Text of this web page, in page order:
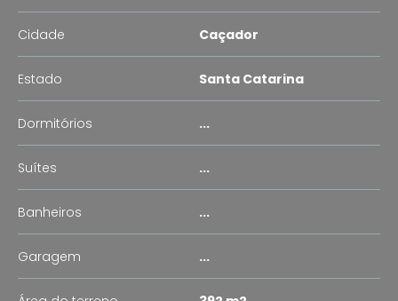
Cidade Caçador
Estado Santa Catarina
Dormitórios ...
Suítes ...
Banheiros ...
Garagem ...